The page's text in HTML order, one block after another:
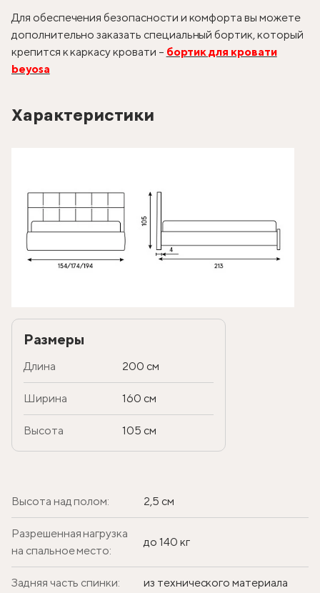
Для обеспечения безопасности и комфорта вы можете
дополнительно заказать специальный бортик, который
крепится к каркасу кровати – бортик для кровати
beyosa
Характеристики
Размеры
Длина 200 см
Ширина 160 см
Высота 105 см
Высота над полом: 2,5 см
Разрешенная нагрузка
на спальное место:
до 140 кг
Задняя часть спинки: из технического материала